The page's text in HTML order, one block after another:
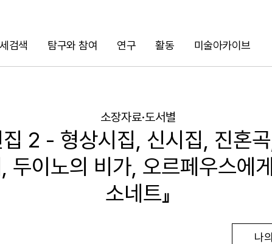
검색 탐구와 참여 연구 활동 미술아카이브
검색
소장자료·도서별
집 2 - 형상시집, 신시집, 진혼
두이노의 비가, 오르페우스에
소네트』
나